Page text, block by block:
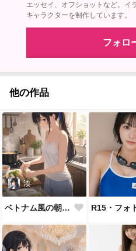
エッセイ、オフショットなど。イ
キャラクターを制作しています。
フォロ
他の作品
湊
ベトナム風の朝食づくり